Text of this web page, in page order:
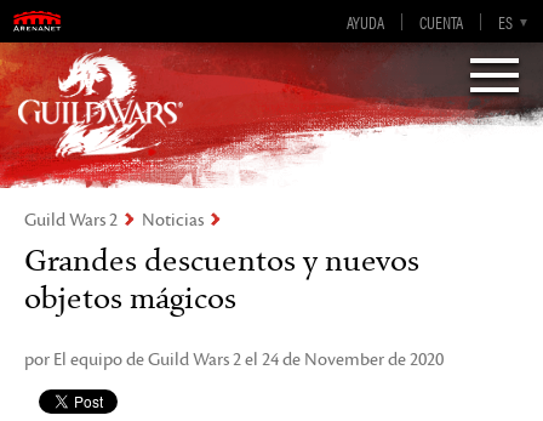
AYUDA CUENTA ES
EN
DE
FR
EN-GB
Visions of Eternity
Guild Wars 2
Guild Wars 2 Noticias
Grandes descuentos y nuevos
objetos mágicos
por El equipo de Guild Wars 2 el 24 de November de 2020